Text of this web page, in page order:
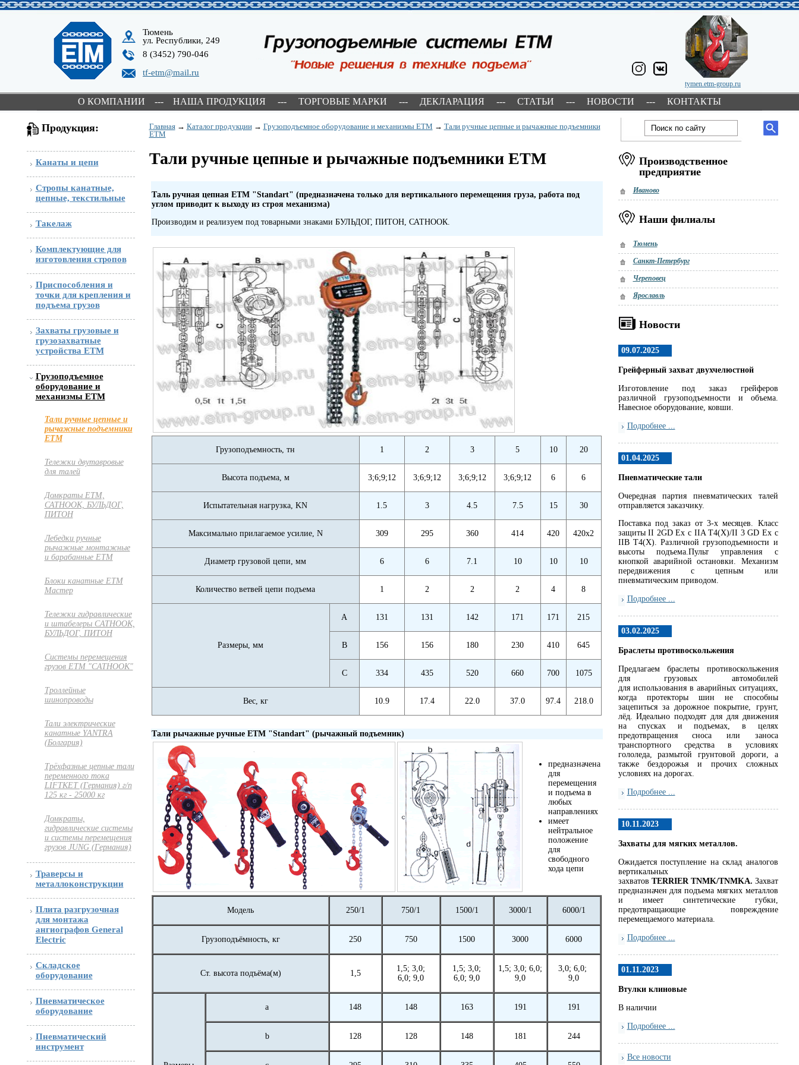
Тюмень
ул. Республики, 249
8 (3452) 790-046
tf-etm@mail.ru
tymen.etm-group.ru
О КОМПАНИИ --- НАША ПРОДУКЦИЯ --- ТОРГОВЫЕ МАРКИ --- ДЕКЛАРАЦИЯ --- СТАТЬИ --- НОВОСТИ --- КОНТАКТЫ
Продукция:
Канаты и цепи
Стропы канатные,
цепные, текстильные
Такелаж
Комплектующие для
изготовления стропов
Приспособления и
точки для крепления и
подъема грузов
Захваты грузовые и
грузозахватные
устройства ETM
Грузоподъемное
оборудование и
механизмы ETM
Тали ручные цепные и
рычажные подъемники
ЕТМ
Тележки двутавровые
для талей
Домкраты ЕТМ,
САТНООК, БУЛЬДОГ,
ПИТОН
Лебедки ручные
рычажные монтажные
и барабанные ETM
Блоки канатные ETM
Мастер
Тележки гидравлические
и штабелеры CATHOOK,
БУЛЬДОГ, ПИТОН
Системы перемещения
грузов ЕТМ "CATHOOK"
Троллейные
шинопроводы
Тали электрические
канатные YANTRA
(Болгария)
Трёхфазные цепные тали
переменного тока
LIFTKET (Германия) г/п
125 кг - 25000 кг
Домкраты,
гидравлические системы
и системы перемещения
грузов JUNG (Германия)
Траверсы и
металлоконструкции
Плита разгрузочная
для монтажа
ангиографов General
Electric
Складское
оборудование
Пневматическое
оборудование
Пневматический
инструмент
Главная→ Каталог продукции→ Грузоподъемное оборудование и механизмы ETM → Тали ручные цепные и рычажные подъемники
ЕТМ
Тали ручные цепные и рычажные подъемники ЕТМ
Таль ручная цепная ETM "Standart" (предназначена только для вертикального перемещения груза, работа под
углом приводит к выходу из строя механизма)
Производим и реализуем под товарными знаками БУЛЬДОГ, ПИТОН, САТНООК.
Грузоподъемность, тн 1 2 3 5 10 20
Высота подъема, м 3;6;9;12 3;6;9;12 3;6;9;12 3;6;9;12 6 6
Испытательная нагрузка, KN 1.5 3 4.5 7.5 15 30
Максимально прилагаемое усилие, N 309 295 360 414 420 420x2
Диаметр грузовой цепи, мм 6 6 7.1 10 10 10
Количество ветвей цепи подъема 1 2 2 2 4 8
Размеры, мм
A 131 131 142 171 171 215
В 156 156 180 230 410 645
С 334 435 520 660 700 1075
Вес, кг 10.9 17.4 22.0 37.0 97.4 218.0
Тали рычажные ручные ETM "Standart" (рычажный подъемник)
предназначена
для
перемещения
и подъема в
любых
направлениях
имеет
нейтральное
положение
для
свободного
хода цепи
Модель 250/1 750/1 1500/1 3000/1 6000/1
Грузоподъёмность, кг 250 750 1500 3000 6000
Ст. высота подъёма(м) 1,5
1,5; 3,0;
6,0; 9,0
1,5; 3,0;
6,0; 9,0
1,5; 3,0; 6,0;
9,0
3,0; 6,0;
9,0
а 148 148 163 191 191
b 128 128 148 181 244
Производственное
предприятие
Иваново
Наши филиалы
Тюмень
Санкт-Петербург
Череповец
Ярославль
Новости
09.07.2025
Грейферный захват двухчелюстной
Изготовление под заказ грейферов
различной грузоподъемности и объема.
Навесное оборудование, ковши.
Подробнее ...
01.04.2025
Пневматические тали
Очередная партия пневматических талей
отправляется заказчику.
Поставка под заказ от 3-х месяцев. Класс
защиты II 2GD Ex c IIA T4(X)/II 3 GD Ex c
IIB T4(X). Различной грузоподъемности и
высоты подъема.Пульт управления с
кнопкой аварийной остановки. Механизм
передвижения с цепным или
пневматическим приводом.
Подробнее ...
03.02.2025
Браслеты противоскольжения
Предлагаем браслеты противоскольжения
для грузовых автомобилей
для использования в аварийных ситуациях,
когда протекторы шин не способны
зацепиться за дорожное покрытие, грунт,
лёд. Идеально подходят для для движения
на спусках и подъемах, в целях
предотвращения сноса или заноса
транспортного средства в условиях
гололеда, размытой грунтовой дороги, а
также бездорожья и прочих сложных
условиях на дорогах.
Подробнее ...
10.11.2023
Захваты для мягких металлов.
Ожидается поступление на склад аналогов
вертикальных
захватов TERRIERTNMK/TNMKA. Захват
предназначен для подъема мягких металлов
и имеет синтетические губки,
предотвращающие повреждение
перемещаемого материала.
Подробнее ...
01.11.2023
Втулки клиновые
В наличии
Подробнее ...
Все новости